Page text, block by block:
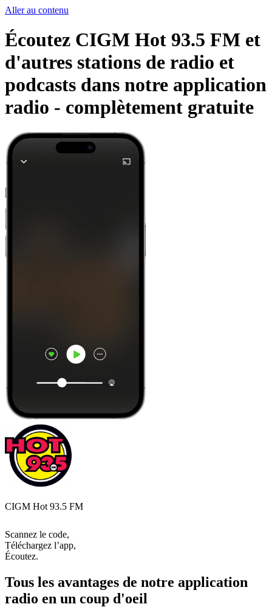
Aller au contenu
Écoutez CIGM Hot 93.5 FM et
d'autres stations de radio et
podcasts dans notre application
radio - complètement gratuite
CIGM Hot 93.5 FM
Scannez le code,
Téléchargez l’app,
Écoutez.
Tous les avantages de notre application
radio en un coup d'oeil